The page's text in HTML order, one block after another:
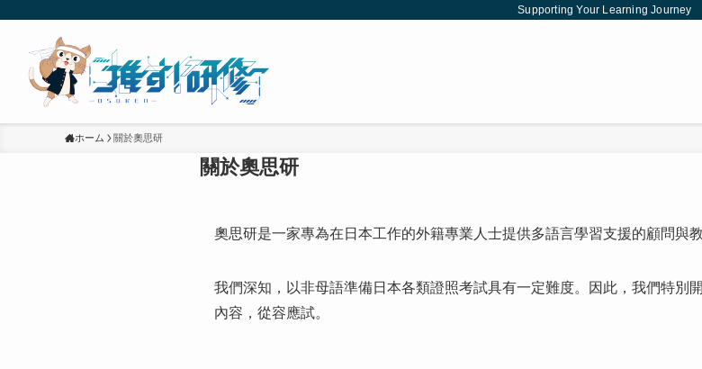
Supporting Your Learning Journey
ホーム 關於奧思研
關於奧思研
奧思研是一家專為在日本工作的外籍專業人士提供多語言學習支援的顧問與教
我們深知，以非母語準備日本各類證照考試具有一定難度。因此，我們特別
內容，從容應試。